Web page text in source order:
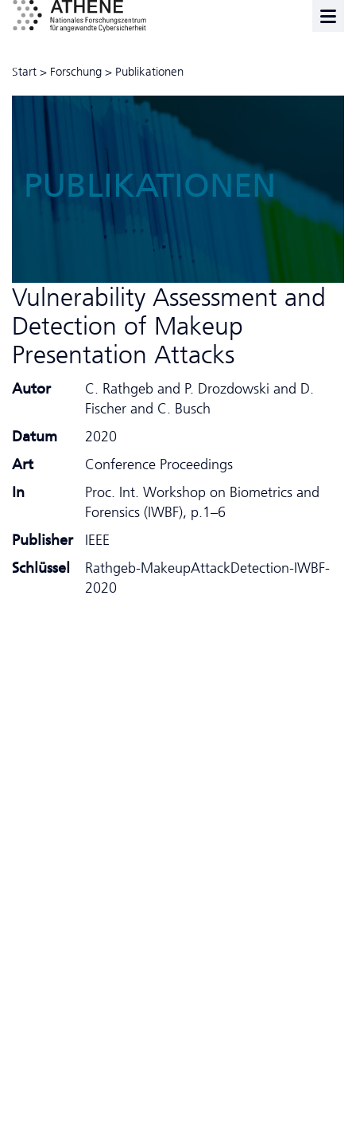
Start > Forschung > Publikationen
PUBLIKATIONEN
Vulnerability Assessment and
Detection of Makeup
Presentation Attacks
Autor
C. Rathgeb and P. Drozdowski and D.
Fischer and C. Busch
Datum
2020
Art
Conference Proceedings
In
Proc. Int. Workshop on Biometrics and
Forensics (IWBF), p.1–6
Publisher
IEEE
Schlüssel
Rathgeb-MakeupAttackDetection-IWBF-
2020